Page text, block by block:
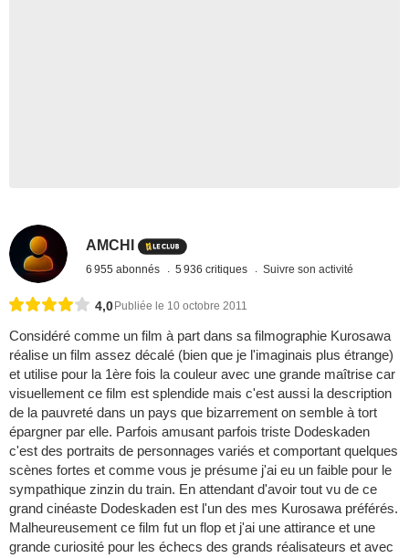
AMCHI
6 955 abonnés 5 936 critiques Suivre son activité
4,0 Publiée le 10 octobre 2011
Considéré comme un film à part dans sa filmographie Kurosawa
réalise un film assez décalé (bien que je l'imaginais plus étrange)
et utilise pour la 1ère fois la couleur avec une grande maîtrise car
visuellement ce film est splendide mais c'est aussi la description
de la pauvreté dans un pays que bizarrement on semble à tort
épargner par elle. Parfois amusant parfois triste Dodeskaden
c'est des portraits de personnages variés et comportant quelques
scènes fortes et comme vous je présume j'ai eu un faible pour le
sympathique zinzin du train. En attendant d'avoir tout vu de ce
grand cinéaste Dodeskaden est l'un des mes Kurosawa préférés.
Malheureusement ce film fut un flop et j'ai une attirance et une
grande curiosité pour les échecs des grands réalisateurs et avec